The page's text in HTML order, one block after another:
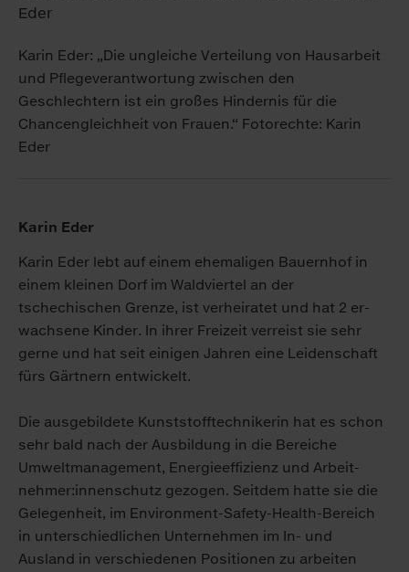
Karin Eder: „Die ungleiche Verteilung von Hausarbeit
und Pflegeverantwortung zwischen den
Geschlechtern ist ein großes Hindernis für die
Chancengleichheit von Frauen.“ Fotorechte: Karin
Eder
Karin Eder
Karin Eder lebt auf einem ehe­maligen Bauern­hof in
einem kleinen Dorf im Wald­viertel an der
tschechischen Grenze, ist ver­heiratet und hat 2 er­
wach­se­ne Kinder. In ihrer Frei­zeit ver­reist sie sehr
ger­ne und hat seit einigen Jah­ren eine Leiden­schaft
fürs Gärtnern ent­wickelt.
Die aus­gebildete Kunst­stoff­technikerin hat es schon
sehr bald nach der Aus­bildung in die Bereiche
Umwelt­management, Energie­effizienz und Arbeit­
nehmer:innen­schutz gezogen. Seitdem hatte sie die
Gelegenheit, im Environ­ment-Safety-Health-Bereich
in unterschiedlichen Unternehmen im In- und
Ausland in ver­schiedenen Positionen zu arbeiten